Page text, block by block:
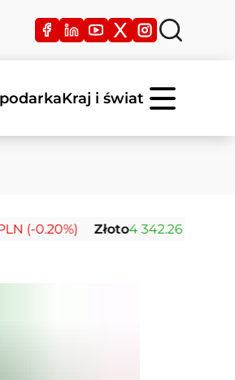
Kraj i świat
Złoto4 342.26 USD (0.00%)